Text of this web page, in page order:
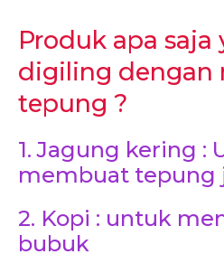
Produk apa
digiling dengan
tepung ?
1. Jagung kering :
membuat tepung
2. Kopi : untuk
bubuk